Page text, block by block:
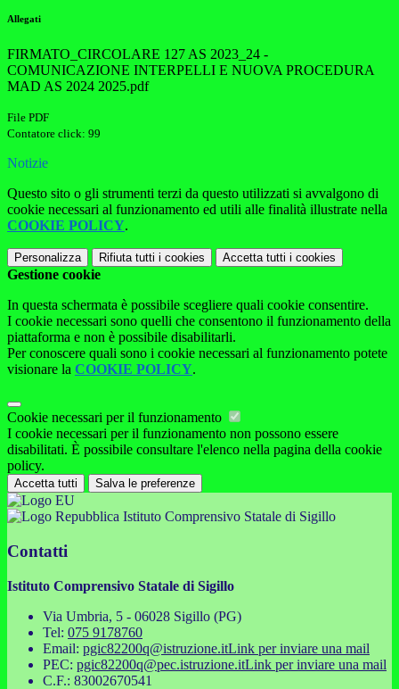
Allegati
FIRMATO_CIRCOLARE 127 AS 2023_24 -
COMUNICAZIONE INTERPELLI E NUOVA PROCEDURA
MAD AS 2024 2025.pdf
File PDF
Contatore click: 99
Notizie
Questo sito o gli strumenti terzi da questo utilizzati si avvalgono di
cookie necessari al funzionamento ed utili alle finalità illustrate nella
COOKIE POLICY.
Personalizza Rifiuta tutti i cookies Accetta tutti i cookies
Gestione cookie
In questa schermata è possibile scegliere quali cookie consentire.
I cookie necessari sono quelli che consentono il funzionamento della
piattaforma e non è possibile disabilitarli.
Per conoscere quali sono i cookie necessari al funzionamento potete
visionare la COOKIE POLICY.
Cookie necessari per il funzionamento
I cookie necessari per il funzionamento non possono essere
disabilitati. È possibile consultare l'elenco nella pagina della cookie
policy.
Accetta tutti Salva le preferenze
Istituto Comprensivo Statale di Sigillo
Contatti
Istituto Comprensivo Statale di Sigillo
Via Umbria, 5 - 06028 Sigillo (PG)
Tel: 075 9178760
Email: pgic82200q@istruzione.itLink per inviare una mail
PEC: pgic82200q@pec.istruzione.itLink per inviare una mail
C.F.: 83002670541